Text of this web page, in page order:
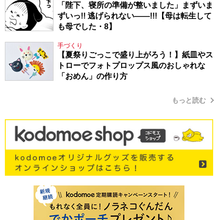
「陛下、寝所の準備が整いました」まずいま
ずいっ!! 逃げられない――!!!【母は転生して
も母でした・8】
手づくり
【夏祭りごっこで盛り上がろう！】紙皿やス
トローでフォトプロップス風のおしゃれな
「おめん」の作り方
もっと読む